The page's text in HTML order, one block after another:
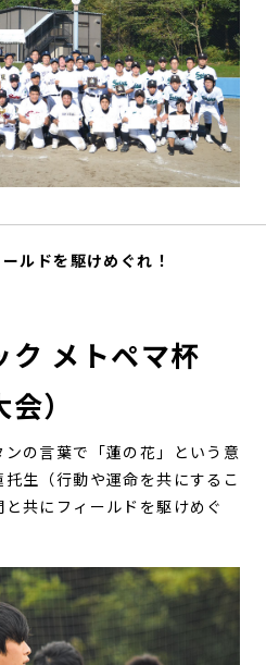
ルドを駆けめぐれ！
ク メトペマ杯
）
ンの言葉で「蓮の花」という意
生（行動や運命を共にするこ
共にフィールドを駆けめぐ